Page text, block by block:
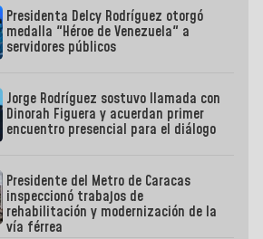
Presidenta Delcy Rodríguez otorgó
medalla "Héroe de Venezuela" a
servidores públicos
Jorge Rodríguez sostuvo llamada con
Dinorah Figuera y acuerdan primer
encuentro presencial para el diálogo
Presidente del Metro de Caracas
inspeccionó trabajos de
rehabilitación y modernización de la
vía férrea